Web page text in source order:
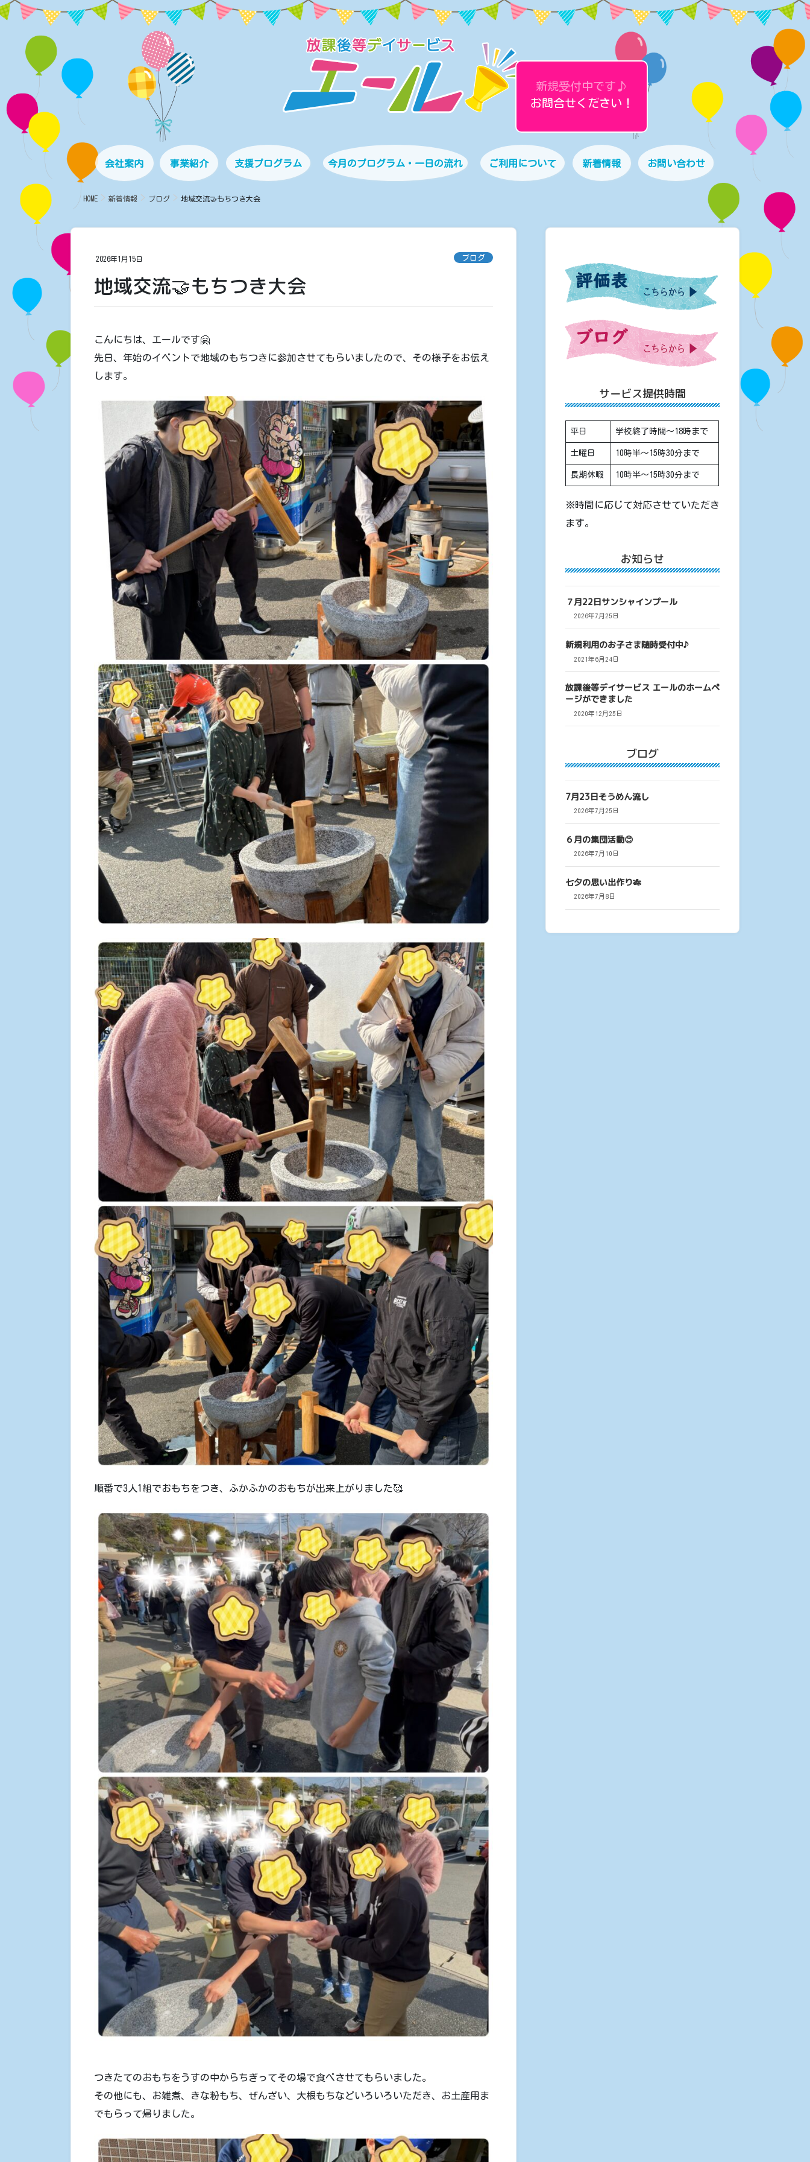
コ
ン
動
ナ
ビ
に
会社案内 事業紹介 支援プログラム 今月のプログラム・一日の流れ ご利用について 新着情報 お問い合わせ
新規受付中です♪
お問合せください！
HOME 新着情報 ブログ 地域交流🤝もちつき大会
2026年1月15日 ブログ
地域交流🤝もちつき大会
こんにちは、エールです🤗
先日、年始のイベントで地域のもちつきに参加させてもらいましたので、その様子をお伝え
します。
順番で3人1組でおもちをつき、ふかふかのおもちが出来上がりました🥰
つきたてのおもちをうすの中からちぎってその場で食べさせてもらいました。
その他にも、お雑煮、きな粉もち、ぜんざい、大根もちなどいろいろいただき、お土産用ま
でもらって帰りました。
サービス提供時間
平日 学校終了時間〜18時まで
土曜日 10時半〜15時30分まで
長期休暇 10時半〜15時30分まで
※時間に応じて対応させていただき
ます。
お知らせ
７月22日サンシャインプール
2026年7月25日
新規利用のお子さま随時受付中♪
2021年6月24日
放課後等デイサービス エールのホームペ
ージができました
2020年12月25日
ブログ
7月23日そうめん流し
2026年7月25日
６月の集団活動😊
2026年7月10日
七夕の思い出作り🎋
2026年7月8日